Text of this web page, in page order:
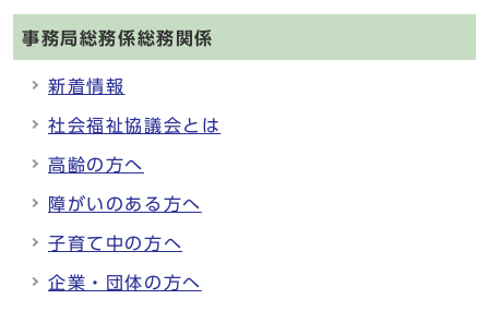
事務局総務係総務関係
新着情報
社会福祉協議会とは
高齢の方へ
障がいのある方へ
子育て中の方へ
企業・団体の方へ